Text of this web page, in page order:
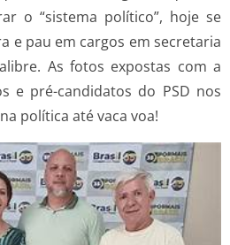
o “sistema político”, hoje se
e pau em cargos em secretaria
As fotos expostas com a
e pré-candidatos do PSD nos
política até vaca voa!